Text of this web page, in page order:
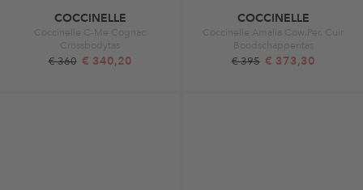
COCCINELLE
Coccinelle C-Me Cognac
Crossbodytas
€ 360 € 340,20
COCCINELLE
Coccinelle Amalia Cow.Per. Cuir
Boodschappentas
€ 395 € 373,30